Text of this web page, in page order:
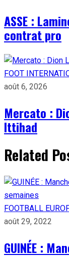
ASSE :
contrat pro
FOOT
août 6, 2026
Mercato :
Ittihad
Related
FOOTBALL
août 29, 2022
GUINÉE :